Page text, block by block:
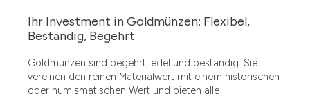
Ihr Investment in Goldmünzen: Flexibel,
Beständig, Begehrt
Goldmünzen sind begehrt, edel und beständig. Sie
vereinen den reinen Materialwert mit einem historischen
oder numismatischen Wert und bieten alle